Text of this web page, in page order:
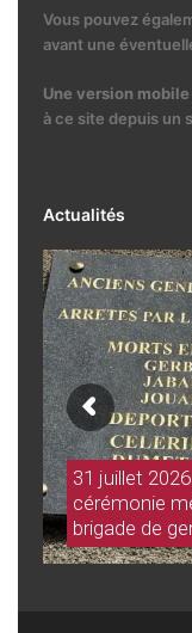
Vous pouvez
avant une
Une version mobile
à ce site depuis un
Actualités
31 juillet
cérémonie
brigade de